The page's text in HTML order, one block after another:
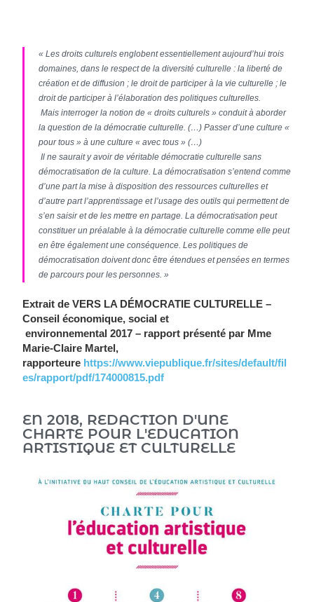
« Les droits culturels englobent essentiellement aujourd’hui trois
domaines, dans le respect de la diversité culturelle : la liberté de
création et de diffusion ; le droit de participer à la vie culturelle ; le
droit de participer à l’élaboration des politiques culturelles.
Mais interroger la notion de « droits culturels » conduit à aborder
la question de la démocratie culturelle. (…) Passer d’une culture «
pour tous » à une culture « avec tous » (…)
Il ne saurait y avoir de véritable démocratie culturelle sans
démocratisation de la culture. La démocratisation s’entend comme
d’une part la mise à disposition des ressources culturelles et
d’autre part l’apprentissage et l’usage des outils qui permettent de
s’en saisir et de les mettre en partage. La démocratisation peut
constituer un préalable à la démocratie culturelle comme elle peut
en être également une conséquence. Les politiques de
démocratisation doivent donc être étendues et pensées en termes
de parcours pour les personnes. »
Extrait de VERS LA DÉMOCRATIE CULTURELLE –
Conseil économique, social et
environnemental 2017 – rapport présenté par Mme
Marie-Claire Martel,
rapporteure https://www.viepublique.fr/sites/default/fil
es/rapport/pdf/174000815.pdf
EN 2018, REDACTION D'UNE
CHARTE POUR L'EDUCATION
ARTISTIQUE ET CULTURELLE